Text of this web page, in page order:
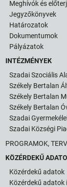
Meghívók és
Jegyzőkönyvek
Határozatok
Dokumentumok
Pályázatok
INTÉZMÉNYEK
Szadai Szociális
Székely Bertalan
Székely Bertalan
Székely Bertalan
Szadai
Szadai Községi
PROGRAMOK,
KÖZÉRDEKŰ
Közérdekű adatok
Közérdekű adatok